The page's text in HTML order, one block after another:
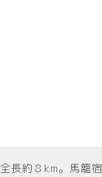
全長約８km。馬籠